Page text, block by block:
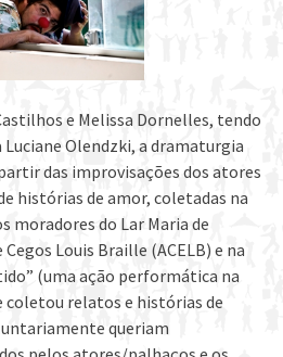
e Melissa Dornelles, tendo
Olendzki, a dramaturgia
das improvisações dos atores
histórias de amor, coletadas na
moradores do Lar Maria de
Louis Braille (ACELB) e na
(uma ação performática na
coletou relatos e histórias de
queriam